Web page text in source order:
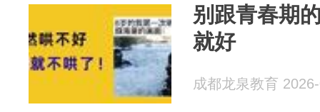
别跟青春期
就好
成都龙泉教育